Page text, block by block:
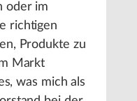
oder im
richtigen
Produkte zu
Markt
was mich als